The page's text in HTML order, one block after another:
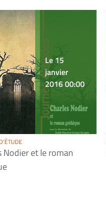
Le 15
janvier
2016 00:00
Nodier et le roman